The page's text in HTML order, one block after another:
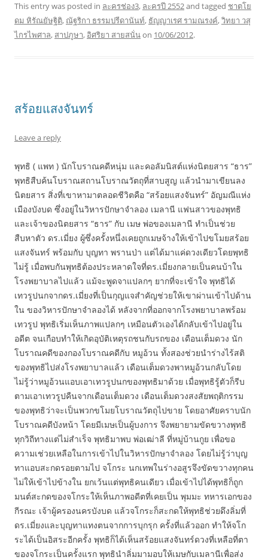
This entry was posted in ละครช่อง3, ละครปี 2552and tagged ชาตโย
ดม หิรัณยัษฐิติ, ณัฐริกา ธรรมปรีดานันท์, ธัญญาเรศ รามณรงค์,วิทยา วสุ
ไกรไพศาล, สาปภูษา, อิศริยา สายสนั่นon 10/06/2012.
สร้อยแสงจันทร์
Leave a reply
พุทธิ ( แพท ) นักโบราณคดีหนุ่ม และคอลัมนิสต์แห่งนิตยสาร “ธาร”
พุทธิสืบค้นโบราณสถานโบราณวัตถุที่สาบสูญ แล้วนำมาเขียนลง
นิตยสาร สิ่งที่เขาหามาตลอดชีวิตคือ “สร้อยแสงจันทร์” อัญมณีแห่ง
เมืองบังบด ซึ่งอยู่ในวิหารปักษาจำลอง เมลานี แฟนสาวของพุทธิ
และเจ้าของนิตยสาร “ธาร” กับ เมษ พ่อของเมลานี ทำเป็นช่วย
สืบหาตัว ดร.เมี่ยง ผู้ซึ่งครั้งหนึ่งเคยถูกเมษจ้างให้เข้าไปขโมยสร้อย
แสงจันทร์ พร้อมกับ บุญทา พรานป่า แต่ได้มาแค่ดวงเดียวโดยพุทธิ
ไม่รู้ เมื่อพบกันพุทธิต้องประหลาดใจที่ดร.เมี่ยงกลายเป็นคนบ้าใน
โรงพยาบาลไปแล้ว แม้จะพูดจาแปลกๆ ยากที่จะเข้าใจ พุทธิได้
เทวรูปนกจากดร.เมี่ยงที่เป็นกุญแจสำคัญช่วยให้เขาผ่านเข้าไปด้าน
ใน ของวิหารปักษาจำลองได้ หลังจากที่ออกจากโรงพยาบาลพร้อม
เทวรูป พุทธิเริ่มเห็นภาพแปลกๆ เหมือนตัวเองได้กลับเข้าไปอยู่ใน
อดีต จนเกือบทำให้เกิดอุบัติเหตุรถชนกับรถของ เดือนเต็มดวง นัก
โบราณคดีของกองโบราณคดีกับ หมูอ้วน ทั้งสองช่วยนำร่างไร้สติ
ของพุทธิไปส่งโรงพยาบาลแล้ว เดือนเต็มดวงพาหมูอ้วนกลับโดย
ไม่รู้ว่าหมูอ้วนแอบเอาเทวรูปนกของพุทธิมาด้วย เมื่อพุทธิรู้ตัวก็รีบ
ตามเอาเทวรูปคืนจากเดือนเต็มดวง เดือนเต็มดวงสงสัยพฤติกรรม
ของพุทธิว่าจะเป็นพวกขโมยโบราณวัตถุไปขาย โดยอาศัยคราบนัก
โบราณคดีบังหน้า โดยมีเมษเป็นผู้บงการ จึงพยายามขัดขวางพุทธิ
ทุกวิถีทางแต่ไม่สำเร็จ พุทธิมาพบ พ่อเฒ่าลี ที่หมู่บ้านกูย เพื่อขอ
ความเช่วยเหลือในการเข้าไปในวิหารปักษาจำลอง โดยไม่รู้ว่าบุญ
ทาแอบสะกดรอยตามไป จโกระ นกเทพในร่างอสูรจึงขัดขวางทุกคน
ไม่ให้เข้าไปข้างใน ยกเว้นแต่พุทธิคนเดียว เมื่อเข้าไปได้พุทธิก็ถูก
มนต์สะกดของจโกระให้เห็นภาพอดีตที่เคยเป็น พุมมะ ทหารเอกของ
กีรณะ เจ้าผู้ครองนครบังบด แล้วจโกระก็สะกดให้พุทธิช่วยดึงลิ่มที่
ดร.เมี่ยงและบุญทาแทงตนจากการบุกรุก ครั้งที่แล้วออก ทำให้จโก
ระได้เป็นอิสระอีกครั้ง พุทธิก็ได้เห็นสร้อยแสงจันทร์ดวงที่เหลือที่ตา
ของจโกระเป็นครั้งแรก พุทธินำลิ่มมามอบให้เมษกับเมลานีเพื่อส่ง